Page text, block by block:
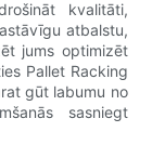
kvalitāti,
atbalstu,
jums optimizēt
Pallet Racking
gūt labumu no
sasniegt